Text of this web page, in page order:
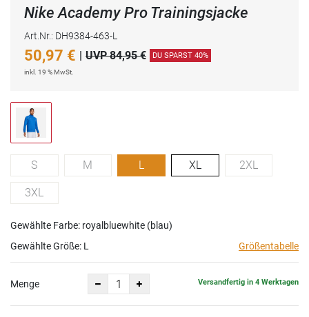
Nike Academy Pro Trainingsjacke
Art.Nr.: DH9384-463-L
50,97 € | UVP 84,95 € DU SPARST 40%
inkl. 19 % MwSt.
S M L XL 2XL
3XL
Gewählte Farbe: royalbluewhite (blau)
Gewählte Größe: L Größentabelle
Menge Versandfertig in 4 Werktagen